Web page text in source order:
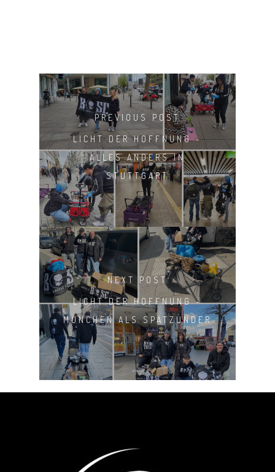
PREVIOUS POST
LICHT DER HOFFNUNG -
ALLES ANDERS IN
STUTTGART
NEXT POST
LICHT DER HOFFNUNG -
MÜNCHEN ALS SPÄTZÜNDER